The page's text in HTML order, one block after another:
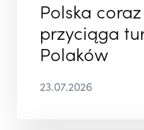
Polska
przyciąga
Polaków
23.07.2026